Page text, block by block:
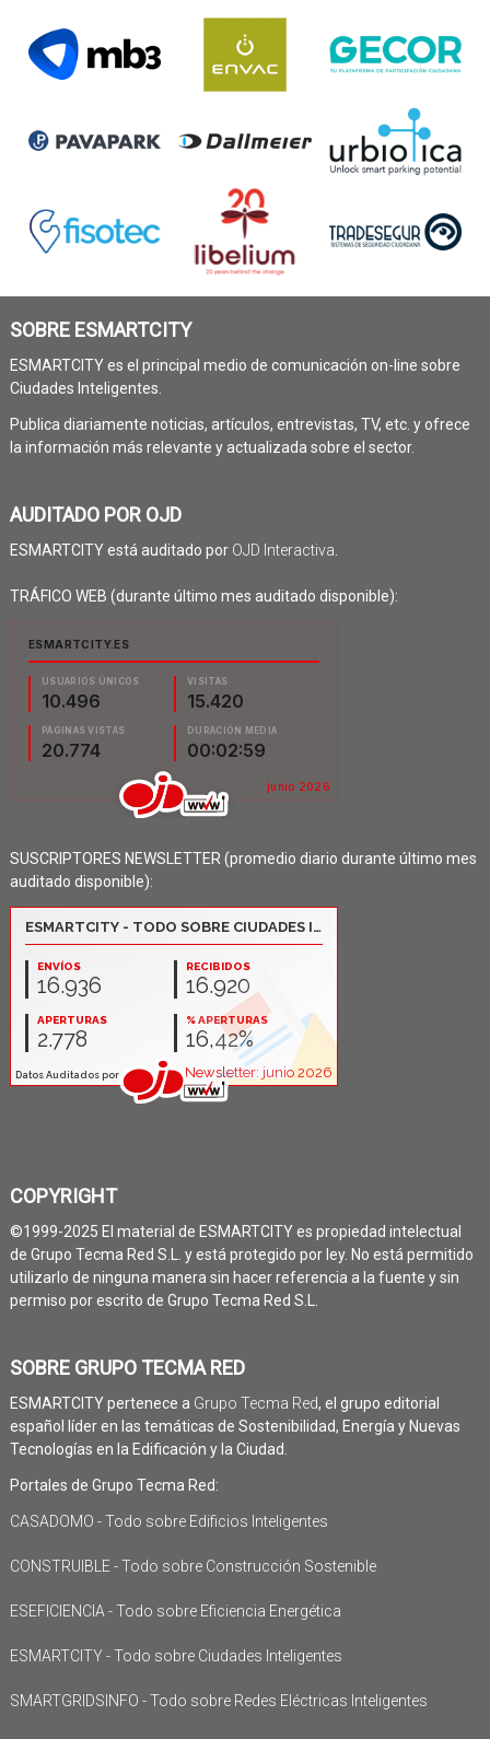
SOBRE ESMARTCITY
ESMARTCITY es el principal medio de comunicación on-line sobre
Ciudades Inteligentes.
Publica diariamente noticias, artículos, entrevistas, TV, etc. y ofrece
la información más relevante y actualizada sobre el sector.
AUDITADO POR OJD
ESMARTCITY está auditado por OJD Interactiva.
TRÁFICO WEB (durante último mes auditado disponible):
SUSCRIPTORES NEWSLETTER (promedio diario durante último mes
auditado disponible):
COPYRIGHT
©1999-2025 El material de ESMARTCITY es propiedad intelectual
de Grupo Tecma Red S.L. y está protegido por ley. No está permitido
utilizarlo de ninguna manera sin hacer referencia a la fuente y sin
permiso por escrito de Grupo Tecma Red S.L.
SOBRE GRUPO TECMA RED
ESMARTCITY pertenece a Grupo Tecma Red, el grupo editorial
español líder en las temáticas de Sostenibilidad, Energía y Nuevas
Tecnologías en la Edificación y la Ciudad.
Portales de Grupo Tecma Red:
CASADOMO - Todo sobre Edificios Inteligentes
CONSTRUIBLE - Todo sobre Construcción Sostenible
ESEFICIENCIA - Todo sobre Eficiencia Energética
ESMARTCITY - Todo sobre Ciudades Inteligentes
SMARTGRIDSINFO - Todo sobre Redes Eléctricas Inteligentes